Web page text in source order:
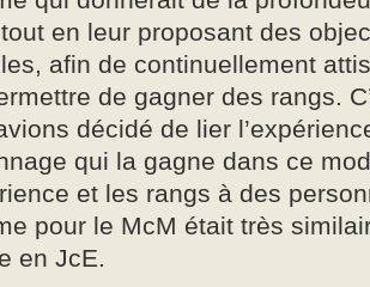
en leur proposant des
afin de continuellement
de gagner des rangs.
décidé de lier
qui la gagne dans ce
et les rangs à des
pour le McM était très
en JcE.